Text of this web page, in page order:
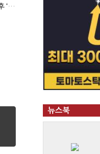
(단독)서울시, 중독 회복자상담가 예산 ‘싹둑’…자치구 이관 후 ‘사업 축소’ 위기
뉴스북